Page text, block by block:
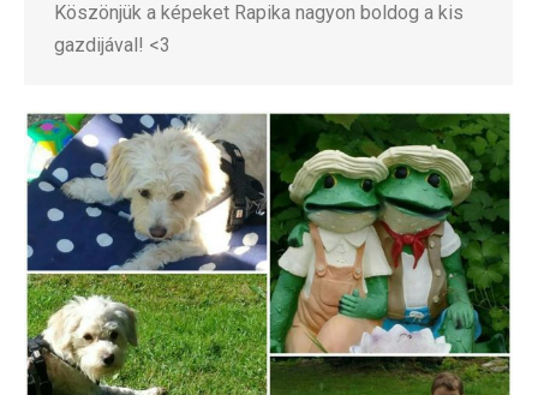
Köszönjük a képeket Rapika nagyon boldog a kis
gazdijával! <3